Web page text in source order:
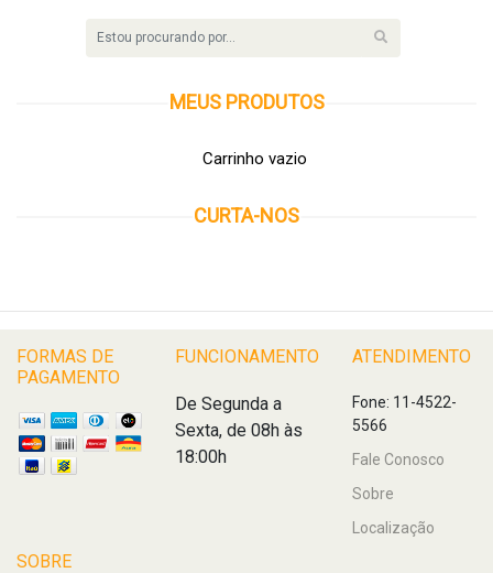
MEUS PRODUTOS
Carrinho vazio
CURTA-NOS
FORMAS DE
PAGAMENTO
FUNCIONAMENTO
De Segunda a
Sexta, de 08h às
18:00h
ATENDIMENTO
Fone: 11-4522-
5566
Fale Conosco
Sobre
Localização
SOBRE